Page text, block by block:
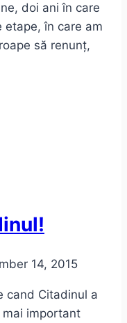
doi ani în care
etape, în care am
să renunț,
14, 2015
cand Citadinul a
important